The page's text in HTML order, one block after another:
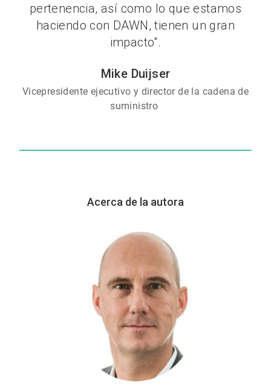
pertenencia, así como lo que estamos
haciendo con DAWN, tienen un gran
impacto".
Mike Duijser
Vicepresidente ejecutivo y director de la cadena de
suministro
Acerca de la autora